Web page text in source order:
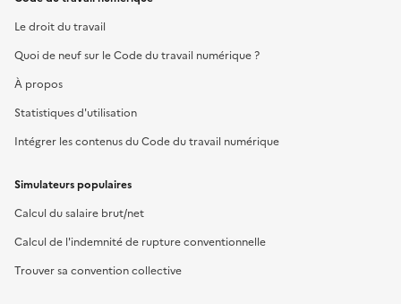
Le droit du travail
Quoi de neuf sur le Code du travail numérique ?
À propos
Statistiques d'utilisation
Intégrer les contenus du Code du travail numérique
Simulateurs populaires
Calcul du salaire brut/net
Calcul de l'indemnité de rupture conventionnelle
Trouver sa convention collective